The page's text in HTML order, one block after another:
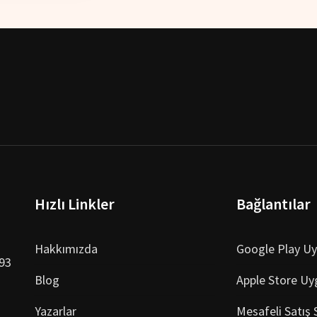
Hızlı Linkler
Hakkımızda
Blog
Yazarlar
Bağlantılar
Google Play
Apple Store
Mesafeli Satış